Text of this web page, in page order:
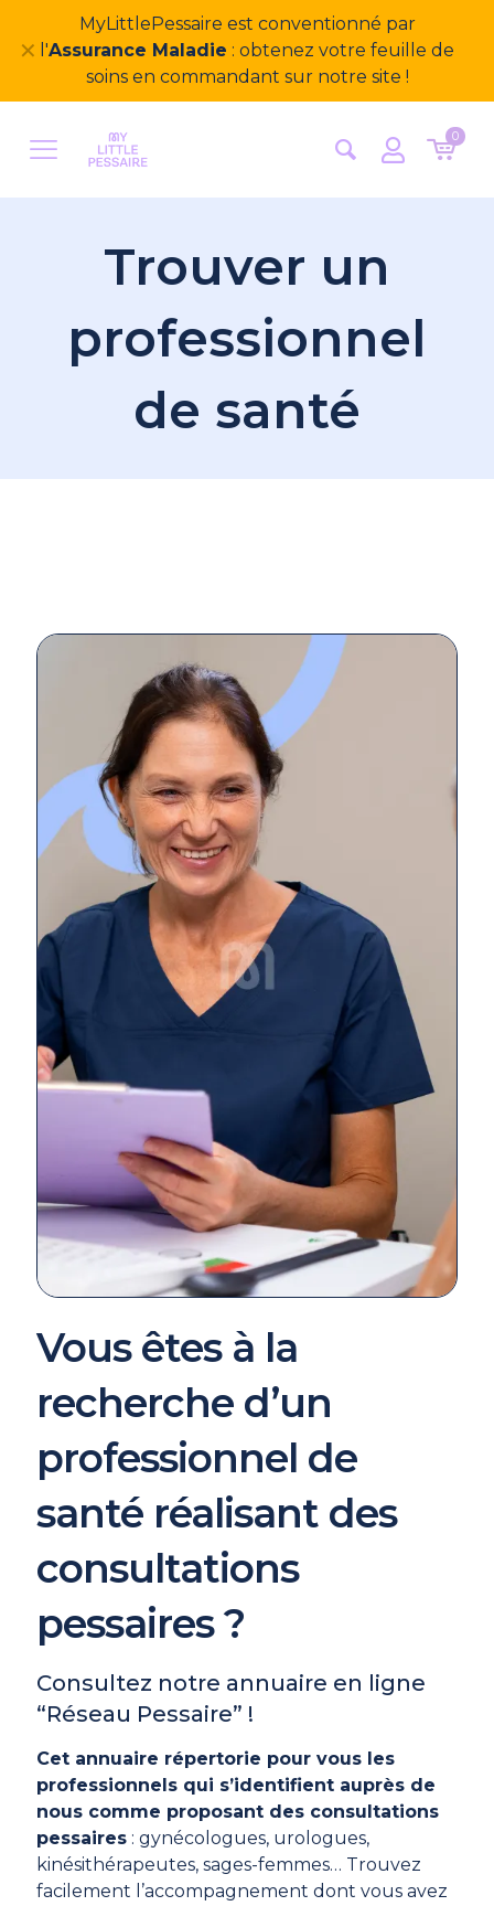
Bienvenue sur notre nouveau site
MyLittlePessaire ! Nous avons hâte d'avoir vos
retours
✕
0
Trouver un
professionnel
de santé
Vous êtes à la
recherche d’un
professionnel de
santé réalisant des
consultations
pessaires ?
Consultez notre annuaire en ligne
“Réseau Pessaire” !
Cet annuaire répertorie pour vous les
professionnels qui s’identifient auprès de
nous comme proposant des consultations
pessaires : gynécologues, urologues,
kinésithérapeutes, sages-femmes… Trouvez
facilement l’accompagnement dont vous avez